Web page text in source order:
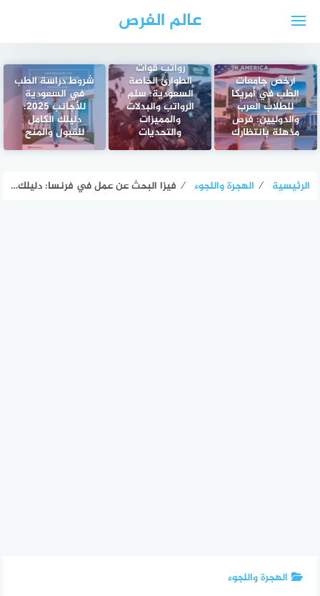
عالم الفرص
ارخص جامعات
الطب في أمريكا
للطلاب العرب
والدوليين: فرص
مذهلة بانتظارك
رواتب قوات
الطوارئ الخاصة
السعودية: سلم
الرواتب والبدلات
والمميزات
والتحديات
شروط دراسة الطب
في السعودية
للأجانب 2025:
دليلك الكامل
للقبول والمنح
الرئيسية ⁄ الهجرة واللجوء ⁄ فيزا البحث عن عمل في فرنسا: دليلك الشامل للحصول على فرصة عمل قانونية
الهجرة واللجوء